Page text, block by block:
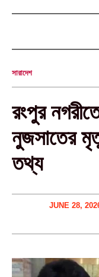
সারাদেশ
রংপুর
নুজসাতের
তথ্য
JUNE 28,